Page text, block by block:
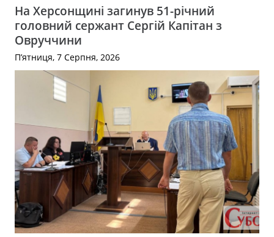
На Херсонщині загинув 51-річний
головний сержант Сергій Капітан з
Овруччини
П’ятниця, 7 Серпня, 2026